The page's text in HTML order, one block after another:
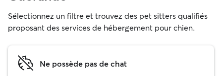
Sélectionnez un filtre et trouvez des pet sitters qualifiés
proposant des services de hébergement pour chien.
Ne possède pas de chat